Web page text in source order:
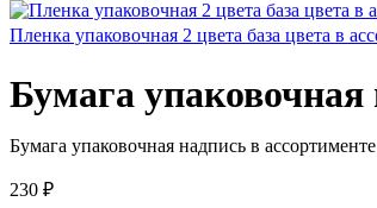
Пленка упаковочная 2 цвета база цвета в
Бумага упаковочная
Бумага упаковочная надпись в
230 ₽